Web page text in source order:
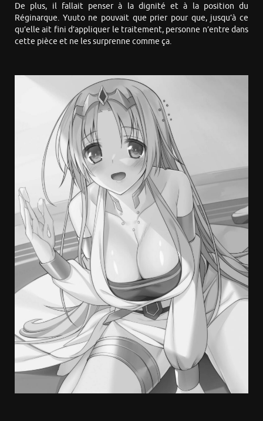
De plus, il fallait penser à la dignité et à la position du
Réginarque. Yuuto ne pouvait que prier pour que, jusqu’à ce
qu’elle ait fini d’appliquer le traitement, personne n’entre dans
cette pièce et ne les surprenne comme ça.